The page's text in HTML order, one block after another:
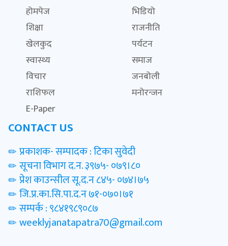
होमपेज
भिडियो
शिक्षा
राजनीति
खेलकुद
पर्यटन
स्वास्थ्य
समाज
विचार
जनबोली
राशिफल
मनोरन्जन
E-Paper
CONTACT US
प्रकाशक- सम्पादक : टिका सुवेदी
सूचना विभाग द.न. ३९७५- ०७९।८०
प्रेश काउन्सील सू.द.न ८४५- ०७४।७५
जि.प्र.का.सि.पा.द.न ७१-०७०।७१
सम्पर्क : ९८४१९८९०८७
weeklyjanatapatra70@gmail.com